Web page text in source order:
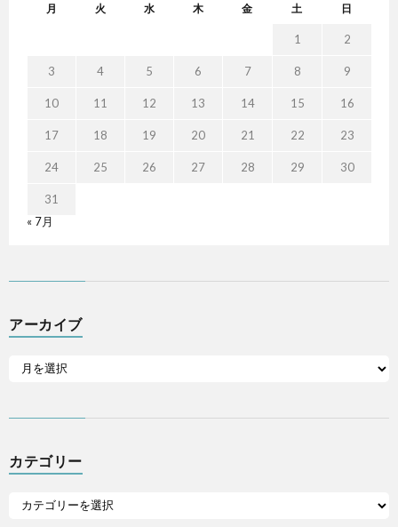
月 火 水 木 金 土 日
1 2
3 4 5 6 7 8 9
10 11 12 13 14 15 16
17 18 19 20 21 22 23
24 25 26 27 28 29 30
31
« 7月
アーカイブ
カテゴリー